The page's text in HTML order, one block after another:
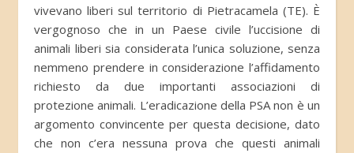
vivevano liberi sul territorio di Pietracamela (TE). È
vergognoso che in un Paese civile l’uccisione di
animali liberi sia considerata l’unica soluzione, senza
nemmeno prendere in considerazione l’affidamento
richiesto da due importanti associazioni di
protezione animali. L’eradicazione della PSA non è un
argomento convincente per questa decisione, dato
che non c’era nessuna prova che questi animali